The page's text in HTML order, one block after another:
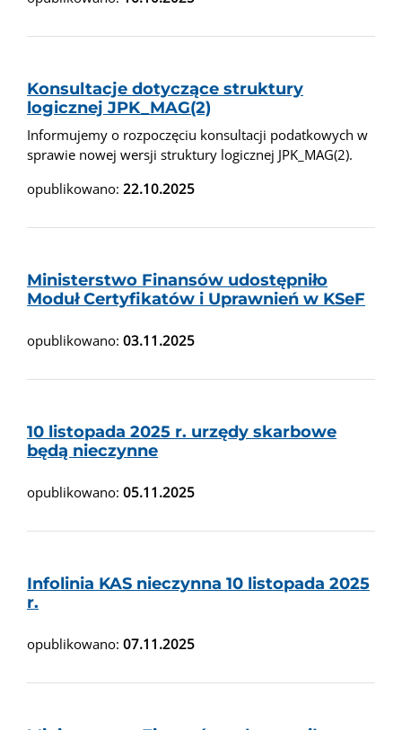
Konsultacje dotyczące struktury
logicznej JPK_MAG(2)
Informujemy o rozpoczęciu konsultacji podatkowych w
sprawie nowej wersji struktury logicznej JPK_MAG(2).
opublikowano: 22.10.2025
Ministerstwo Finansów udostępniło
Moduł Certyfikatów i Uprawnień w KSeF
opublikowano: 03.11.2025
10 listopada 2025 r. urzędy skarbowe
będą nieczynne
opublikowano: 05.11.2025
Infolinia KAS nieczynna 10 listopada 2025
r.
opublikowano: 07.11.2025